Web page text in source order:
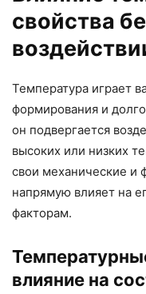
свойства
Температура играет
формирования и
он подвергается
высоких или низких
свои механические и
напрямую влияет на
факторам.
влияние на